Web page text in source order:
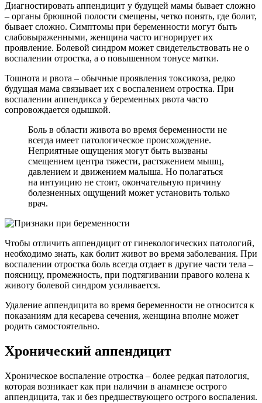
Диагностировать аппендицит у будущей мамы бывает сложно
– органы брюшной полости смещены, четко понять, где болит,
бывает сложно. Симптомы при беременности могут быть
слабовыраженными, женщина часто игнорирует их
проявление. Болевой синдром может свидетельствовать не о
воспалении отростка, а о повышенном тонусе матки.
Тошнота и рвота – обычные проявления токсикоза, редко
будущая мама связывает их с воспалением отростка. При
воспалении аппендикса у беременных рвота часто
сопровождается одышкой.
Боль в области живота во время беременности не
всегда имеет патологическое происхождение.
Неприятные ощущения могут быть вызваны
смещением центра тяжести, растяжением мышц,
давлением и движением малыша. Но полагаться
на интуицию не стоит, окончательную причину
болезненных ощущений может установить только
врач.
Чтобы отличить аппендицит от гинекологических патологий,
необходимо знать, как болит живот во время заболевания. При
воспалении отростка боль всегда отдает в другие части тела –
поясницу, промежность, при подтягивании правого колена к
животу болевой синдром усиливается.
Удаление аппендицита во время беременности не относится к
показаниям для кесарева сечения, женщина вполне может
родить самостоятельно.
Хронический аппендицит
Хроническое воспаление отростка – более редкая патология,
которая возникает как при наличии в анамнезе острого
аппендицита, так и без предшествующего острого воспаления.